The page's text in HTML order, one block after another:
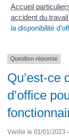
Accueil
accident du
la disponibilité
Question-réponse
Qu’est-ce
d’office
Vérifié le 01/01/2023